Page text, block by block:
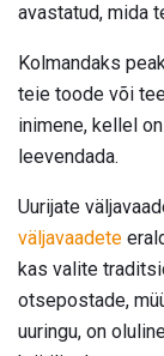
avastatud, mida
Kolmandaks
teie toode või
inimene, kellel
leevendada.
Uurijate
väljavaadete
kas valite
otsepostade,
uuringu, on